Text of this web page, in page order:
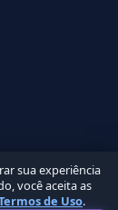
sua experiência
você aceita as
de Uso.